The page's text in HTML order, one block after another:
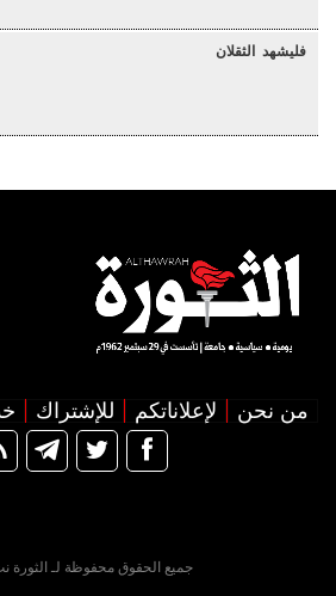
فليشهد الثقلان
من نحن لإعلاناتكم للإشتراك
جميع الحقوق محفوظة لـ الثورة نت ©